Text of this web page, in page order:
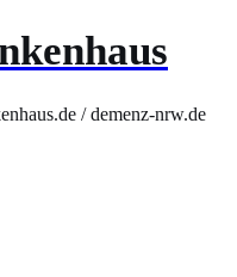
/ demenz-nrw.de